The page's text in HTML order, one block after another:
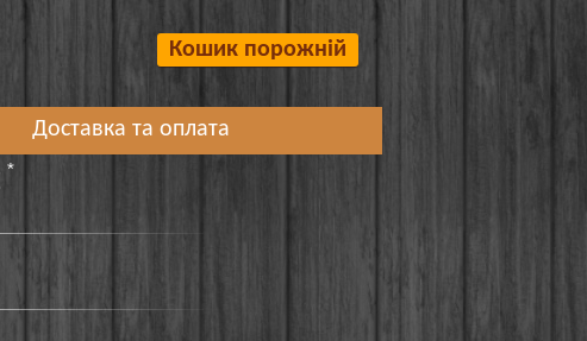
Кошик порожній
Доставка та оплата
*